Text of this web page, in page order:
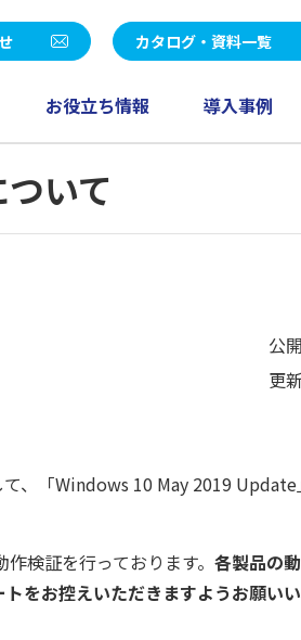
カタログ・資料一覧
お役立ち情報 導入事例
/ eValue V 2nd Edition
ト管理
GeneXus
情報
いて
公
更
、「Windows 10 May 2019
検証を行っております。 各製品の
をお控えいただきますようお願いい